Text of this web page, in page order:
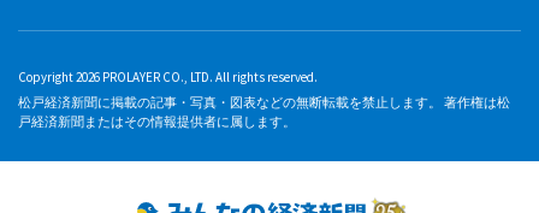
Copyright 2026 PROLAYER CO., LTD. All rights reserved.
松戸経済新聞に掲載の記事・写真・図表などの無断転載を禁止します。 著作権は松
戸経済新聞またはその情報提供者に属します。